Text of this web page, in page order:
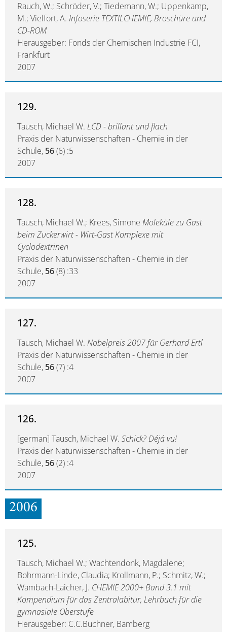
Rauch, W.; Schröder, V.; Tiedemann, W.; Uppenkamp,
M.; Vielfort, A. Infoserie TEXTILCHEMIE, Broschüre und
CD-ROM
Herausgeber: Fonds der Chemischen Industrie FCI,
Frankfurt
2007
129.
Tausch, Michael W. LCD - brillant und flach
Praxis der Naturwissenschaften - Chemie in der
Schule, 56(6) :5
2007
128.
Tausch, Michael W.; Krees, Simone Moleküle zu Gast
beim Zuckerwirt - Wirt-Gast Komplexe mit
Cyclodextrinen
Praxis der Naturwissenschaften - Chemie in der
Schule, 56(8) :33
2007
127.
Tausch, Michael W. Nobelpreis 2007 für Gerhard Ertl
Praxis der Naturwissenschaften - Chemie in der
Schule, 56(7) :4
2007
126.
[german] Tausch, Michael W. Schick? Déjá vu!
Praxis der Naturwissenschaften - Chemie in der
Schule, 56(2) :4
2007
2006
125.
Tausch, Michael W.; Wachtendonk, Magdalene;
Bohrmann-Linde, Claudia; Krollmann, P.; Schmitz, W.;
Wambach-Laicher, J. CHEMIE 2000+ Band 3.1 mit
Kompendium für das Zentralabitur, Lehrbuch für die
gymnasiale Oberstufe
Herausgeber: C.C.Buchner, Bamberg